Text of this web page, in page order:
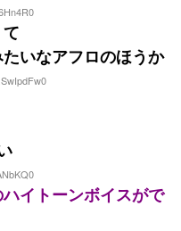
いなアフロのほうか
イトーンボイスがで